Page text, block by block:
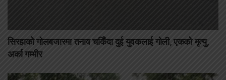
सिरहाको गोलबजारमा तनाव चर्किँदा दुई युवकलाई गोली, एकको मृत्यु,
अर्का गम्भीर